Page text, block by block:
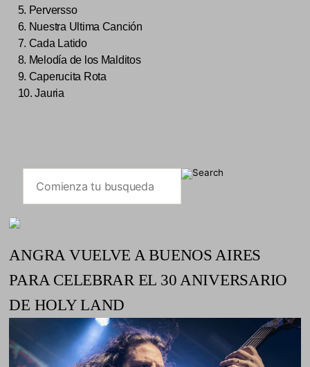
5. Perversso
6. Nuestra Ultima Canción
7. Cada Latido
8. Melodía de los Malditos
9. Caperucita Rota
10. Jauria
ANGRA VUELVE A BUENOS AIRES
PARA CELEBRAR EL 30 ANIVERSARIO
DE HOLY LAND